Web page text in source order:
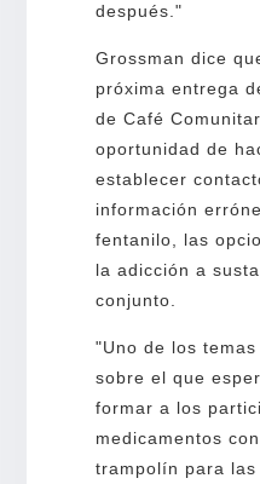
después."
Grossman dice
próxima entrega
de Café
oportunidad de
establecer
información
fentanilo, las
la adicción a
conjunto.
"Uno de los
sobre el que
formar a los
medicamentos
trampolín para las